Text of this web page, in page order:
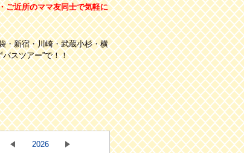
ご近所のママ友同士で気軽に
・新宿・川崎・武蔵小杉・横
スツアー”で！！
2026